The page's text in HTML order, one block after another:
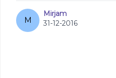
M
Mirjam
31-12-2016